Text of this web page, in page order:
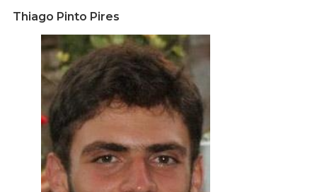
Thiago Pinto Pires